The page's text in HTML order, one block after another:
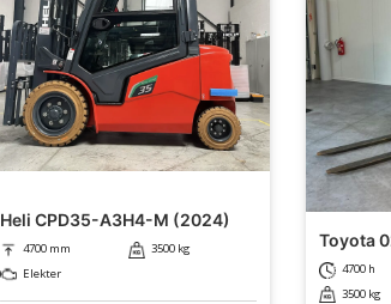
Heli CPD35-A3H4-M (2024)
4700 mm
3500 kg
Elekter
Toyota
4700 h
3500 kg